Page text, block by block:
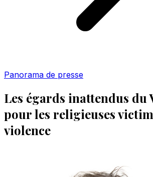
Panorama de presse
Les égards inattendus du
pour les religieuses
violence